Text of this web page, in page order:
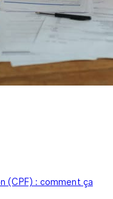
(CPF) : comment ça